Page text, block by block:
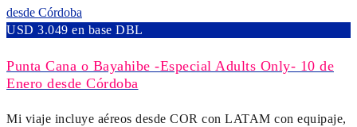
USD 3.049 en base DBL
Punta Cana o Bayahibe -Especial Adults Only- 10 de
Enero desde Córdoba
Mi viaje incluye aéreos desde COR con LATAM con equipaje,